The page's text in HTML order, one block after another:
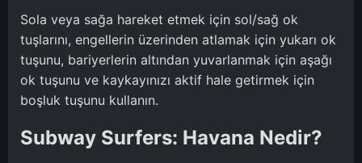
Sola veya sağa hareket etmek için sol/sağ ok
tuşlarını, engellerin üzerinden atlamak için yukarı ok
tuşunu, bariyerlerin altından yuvarlanmak için aşağı
ok tuşunu ve kaykayınızı aktif hale getirmek için
boşluk tuşunu kullanın.
Subway Surfers: Havana Nedir?